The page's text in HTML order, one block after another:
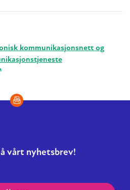
kommunikasjonsnett og
vårt nyhetsbrev!